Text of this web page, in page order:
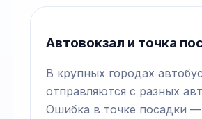
Автовокзал и точка
В крупных городах
отправляются с разных
Ошибка в точке посадки —